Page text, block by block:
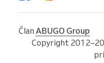
Član ABUGO Group
Copyright